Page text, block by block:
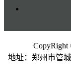
地址：郑州市管